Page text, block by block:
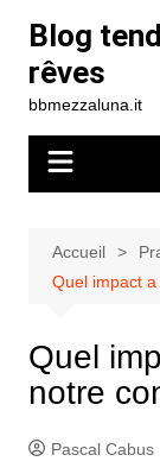
contenu
Blog
rêves
bbmezzaluna.it
Accueil
Quel impact
Quel
notre
Pascal Cabus